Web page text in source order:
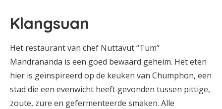
Klangsuan
Het restaurant van chef Nuttavut “Tum”
Mandrananda is een goed bewaard geheim. Het eten
hier is geïnspireerd op de keuken van Chumphon, een
stad die een evenwicht heeft gevonden tussen pittige,
zoute, zure en gefermenteerde smaken. Alle